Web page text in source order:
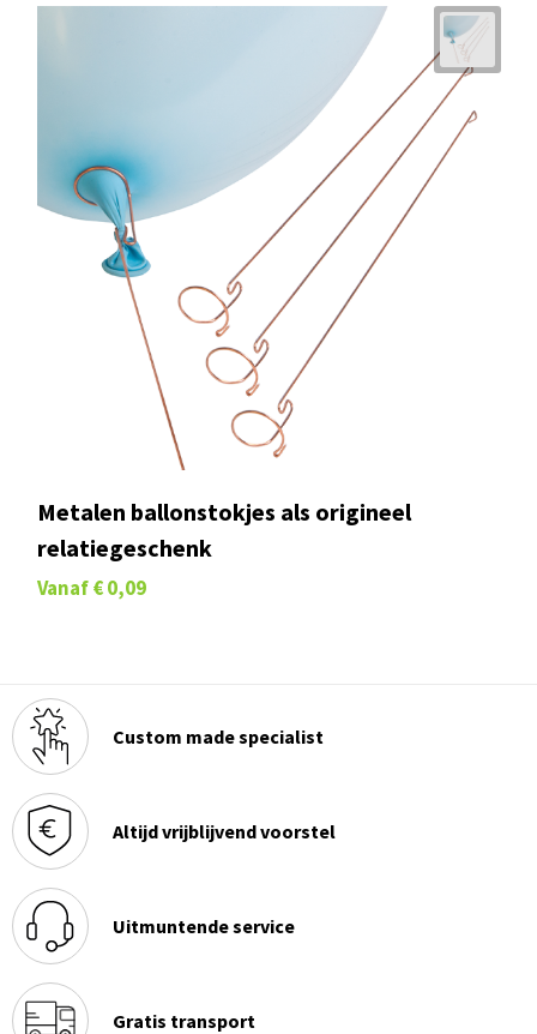
Metalen ballonstokjes als origineel
relatiegeschenk
Vanaf € 0,09
Custom made specialist
Altijd vrijblijvend voorstel
Uitmuntende service
Gratis transport